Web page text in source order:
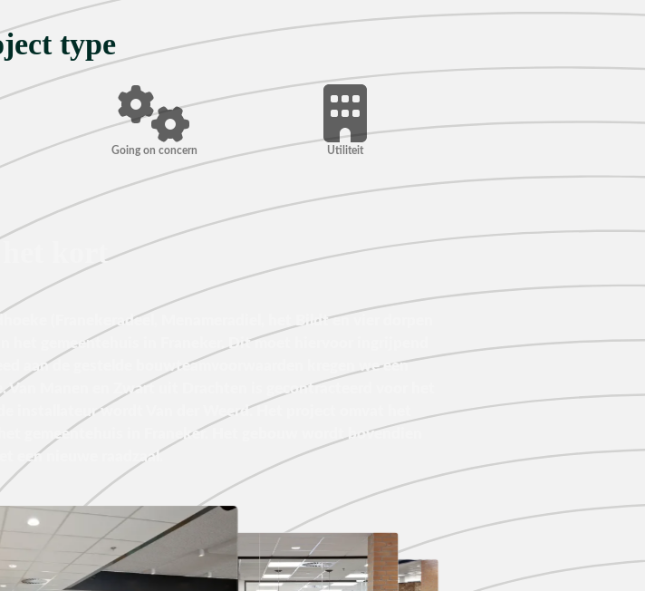
type
Going on concern Utiliteit
kort
(Franekeradeel, Menameradiel, het Bildt en vier dorpen
het gemeentehuis in Franeker. Dit moet hiervoor ingrijpend
aan de gestelde bouwteamvoorwaarden kregen we een
Van Manen en Zwart uit Drachten is gecontracteerd voor het
installateur wordt Van der Weerd. Het project omvat het
gemeentehuis in Franeker. Het gebouw wordt bovendien
een nieuwe raadzaal.